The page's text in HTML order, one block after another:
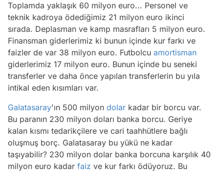
Toplamda yaklaşık 60 milyon euro... Personel ve
teknik kadroya ödediğimiz 21 milyon euro ikinci
sırada. Deplasman ve kamp masrafları 5 milyon euro.
Finansman giderlerimiz ki bunun içinde kur farkı ve
faizler de var 38 milyon euro. Futbolcu amortisman
giderlerimiz 17 milyon euro. Bunun içinde bu seneki
transferler ve daha önce yapılan transferlerin bu yıla
intikal eden kısımları var.
Galatasaray'ın 500 milyon dolar kadar bir borcu var.
Bu paranın 230 milyon doları banka borcu. Geriye
kalan kısmı tedarikçilere ve cari taahhütlere bağlı
oluşmuş borç. Galatasaray bu yükü ne kadar
taşıyabilir? 230 milyon dolar banka borcuna karşılık 40
milyon euro kadar faiz ve kur farkı ödüyoruz. Bu